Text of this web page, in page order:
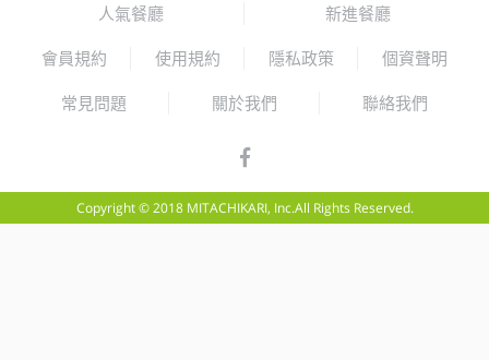
人氣餐廳 新進餐廳
會員規約 使用規約 隱私政策 個資聲明
常見問題 關於我們 聯絡我們
Copyright © 2018 MITACHIKARI, Inc.All Rights Reserved.